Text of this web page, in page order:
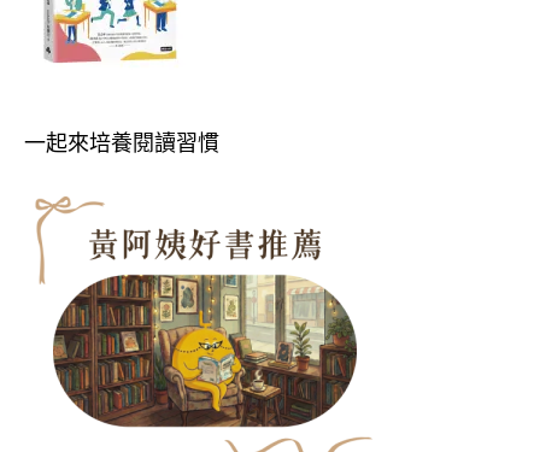
一起來培養閱讀習慣